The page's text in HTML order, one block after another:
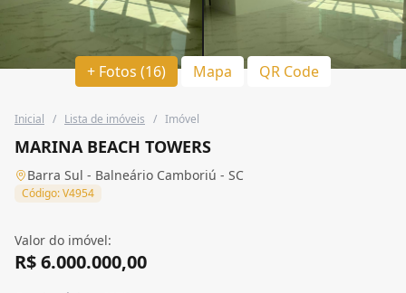
+ Fotos (16) Mapa QR Code
Inicial / Lista de imóveis / Imóvel
MARINA BEACH TOWERS
Barra Sul - Balneário Camboriú - SC
Código: V4954
Valor do imóvel:
R$ 6.000.000,00